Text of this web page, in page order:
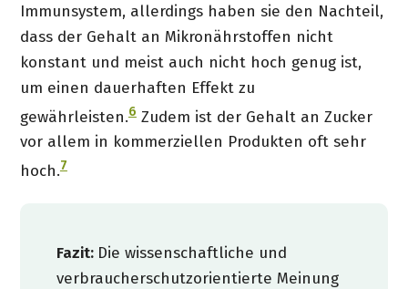
Immunsystem, allerdings haben sie den Nachteil,
dass der Gehalt an Mikronährstoffen nicht
konstant und meist auch nicht hoch genug ist,
um einen dauerhaften Effekt zu
gewährleisten.6Zudem ist der Gehalt an Zucker
vor allem in kommerziellen Produkten oft sehr
hoch.7
Fazit: Die wissenschaftliche und
verbraucherschutzorientierte Meinung